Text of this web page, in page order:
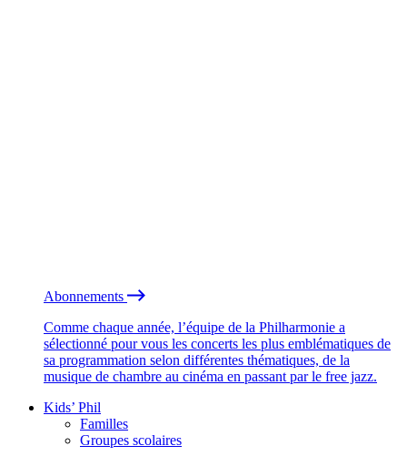
Abonnements
Comme chaque année, l’équipe de la Philharmonie a
sélectionné pour vous les concerts les plus emblématiques de
sa programmation selon différentes thématiques, de la
musique de chambre au cinéma en passant par le free jazz.
Kids’ Phil
Familles
Groupes scolaires